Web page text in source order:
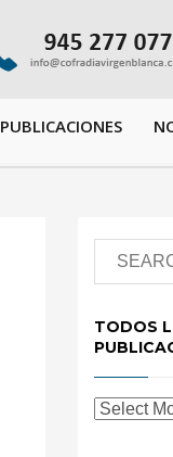
PUBLICACIONES
TODOS